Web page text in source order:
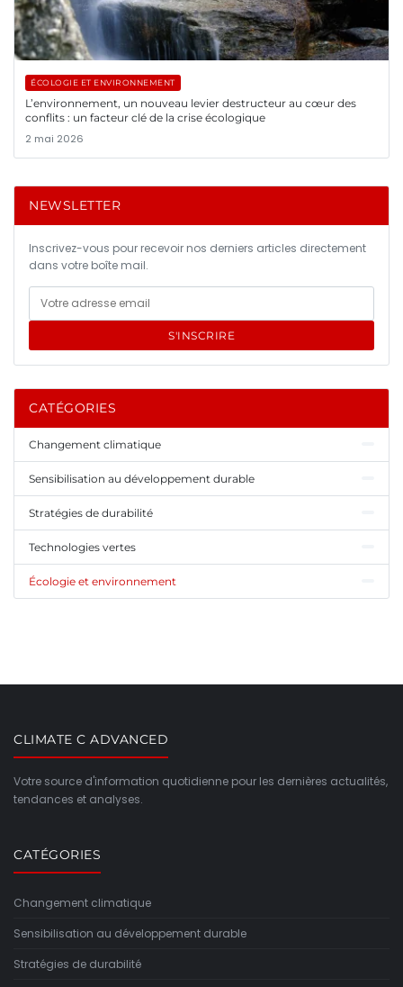
ÉCOLOGIE ET ENVIRONNEMENT
L’environnement, un nouveau levier destructeur au cœur des
conflits : un facteur clé de la crise écologique
2 mai 2026
NEWSLETTER
Inscrivez-vous pour recevoir nos derniers articles directement
dans votre boîte mail.
S'INSCRIRE
CATÉGORIES
Changement climatique
Sensibilisation au développement durable
Stratégies de durabilité
Technologies vertes
Écologie et environnement
CLIMATE C ADVANCED
Votre source d'information quotidienne pour les dernières actualités,
tendances et analyses.
CATÉGORIES
Changement climatique
Sensibilisation au développement durable
Stratégies de durabilité